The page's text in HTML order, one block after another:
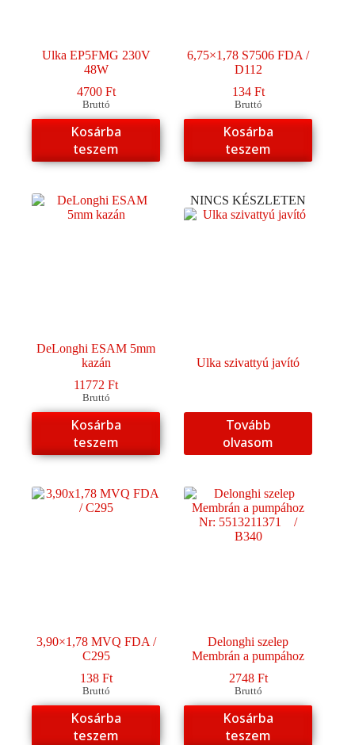
Ulka EP5FMG 230V
48W
4700 Ft
Bruttó
Kosárba
teszem
6,75×1,78 S7506 FDA /
D112
134 Ft
Bruttó
Kosárba
teszem
DeLonghi ESAM 5mm
kazán
11772Ft
Bruttó
Kosárba
teszem
NINCS KÉSZLETEN
Ulka szivattyú javító
Tovább
olvasom
3,90×1,78 MVQ FDA /
C295
138 Ft
Bruttó
Kosárba
teszem
Delonghi szelep
Membrán a pumpához
2748 Ft
Bruttó
Kosárba
teszem